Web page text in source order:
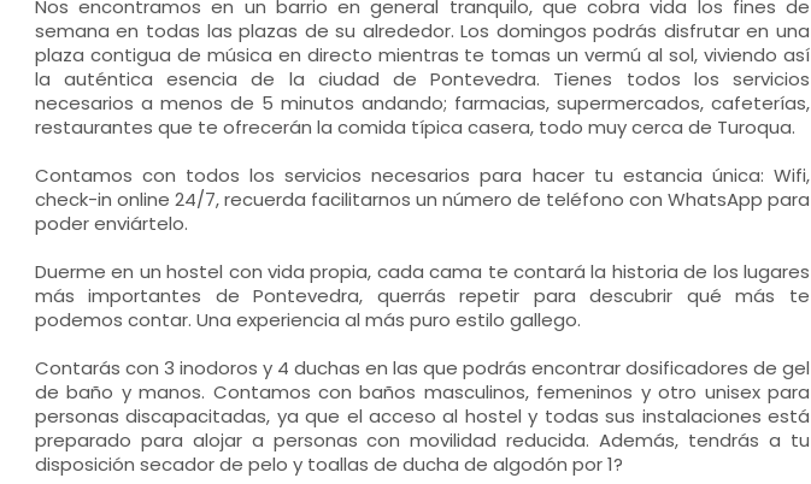
Nos encontramos en un barrio en general tranquilo, que cobra vida los fines de
semana en todas las plazas de su alrededor. Los domingos podrás disfrutar en una
plaza contigua de música en directo mientras te tomas un vermú al sol, viviendo así
la auténtica esencia de la ciudad de Pontevedra. Tienes todos los servicios
necesarios a menos de 5 minutos andando; farmacias, supermercados, cafeterías,
restaurantes que te ofrecerán la comida típica casera, todo muy cerca de Turoqua.
Contamos con todos los servicios necesarios para hacer tu estancia única: Wifi,
check-in online 24/7, recuerda facilitarnos un número de teléfono con WhatsApp para
poder enviártelo.
Duerme en un hostel con vida propia, cada cama te contará la historia de los lugares
más importantes de Pontevedra, querrás repetir para descubrir qué más te
podemos contar. Una experiencia al más puro estilo gallego.
Contarás con 3 inodoros y 4 duchas en las que podrás encontrar dosificadores de gel
de baño y manos. Contamos con baños masculinos, femeninos y otro unisex para
personas discapacitadas, ya que el acceso al hostel y todas sus instalaciones está
preparado para alojar a personas con movilidad reducida. Además, tendrás a tu
disposición secador de pelo y toallas de ducha de algodón por 1?